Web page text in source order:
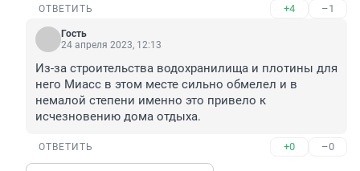
ОТВЕТИТЬ +4 –1
Гость
24 апреля 2023, 12:13
Из-за строительства водохранилища и плотины для
него Миасс в этом месте сильно обмелел и в
немалой степени именно это привело к
исчезновению дома отдыха.
ОТВЕТИТЬ +0 –0